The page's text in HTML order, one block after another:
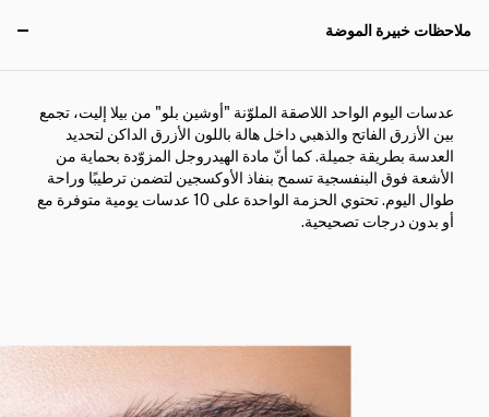
ملاحظات خبيرة الموضة
عدسات اليوم الواحد اللاصقة الملوّنة "أوشين بلو" من بيلا إليت، تجمع
بين الأزرق الفاتح والذهبي داخل هالة باللون الأزرق الداكن لتحديد
العدسة بطريقة جميلة. كما أنّ مادة الهيدروجل المزوّدة بحماية من
الأشعة فوق البنفسجية تسمح بنفاذ الأوكسجين لتضمن ترطيبًا وراحة
طوال اليوم. تحتوي الحزمة الواحدة على 10 عدسات يومية متوفرة مع
أو بدون درجات تصحيحية.